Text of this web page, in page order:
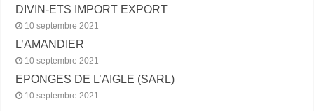
DIVIN-ETS IMPORT EXPORT
10 septembre 2021
L’AMANDIER
10 septembre 2021
EPONGES DE L’AIGLE (SARL)
10 septembre 2021